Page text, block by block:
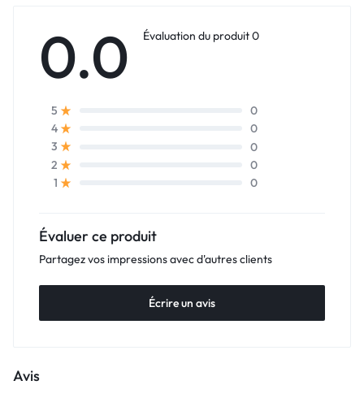
0.0 Évaluation du produit 0
5
0
4
0
3
0
2
0
1
0
Évaluer ce produit
Partagez vos impressions avec d'autres clients
Écrire un avis
Avis